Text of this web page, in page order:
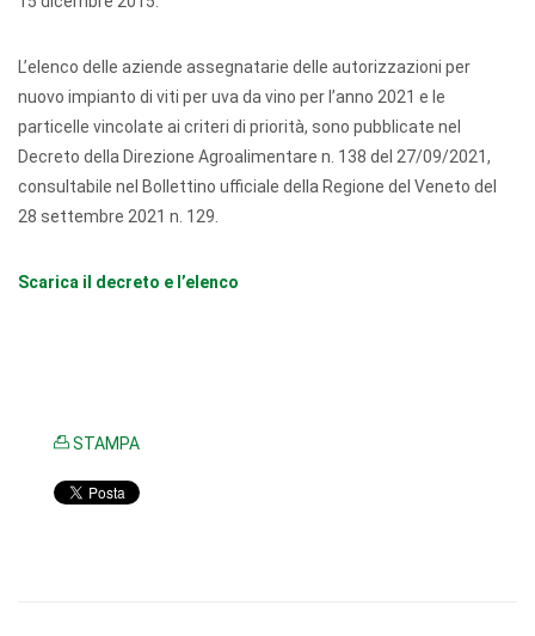
L’elenco delle aziende assegnatarie delle autorizzazioni per
nuovo impianto di viti per uva da vino per l’anno 2021 e le
particelle vincolate ai criteri di priorità, sono pubblicate nel
Decreto della Direzione Agroalimentare n. 138 del 27/09/2021,
consultabile nel Bollettino ufficiale della Regione del Veneto del
28 settembre 2021 n. 129.
Scarica il decreto e l’elenco
STAMPA